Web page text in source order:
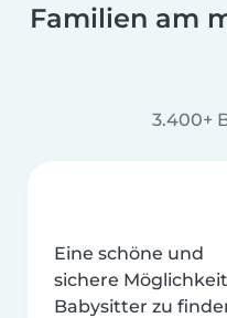
Familien am
3.400+
Eine schöne und
sichere
Babysitter zu